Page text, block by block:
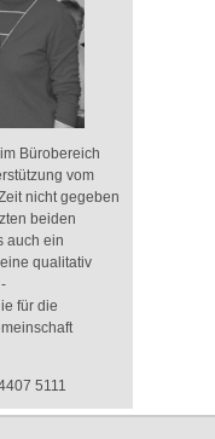
Bürobereich
vom
nicht gegeben
beiden
auch ein
qualitativ
für die
5111